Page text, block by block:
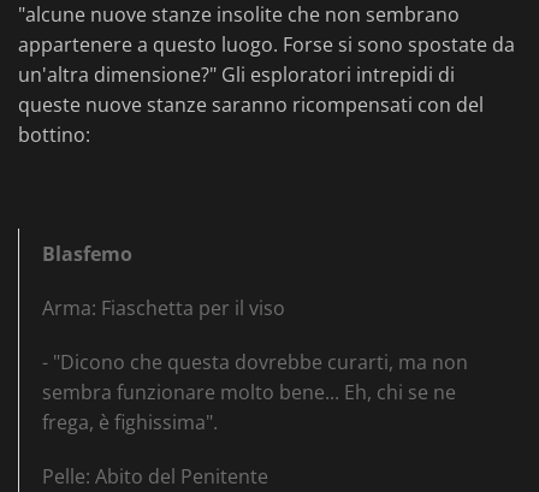
"alcune nuove stanze insolite che non sembrano
appartenere a questo luogo. Forse si sono spostate da
un'altra dimensione?" Gli esploratori intrepidi di
queste nuove stanze saranno ricompensati con del
bottino:
Blasfemo
Arma: Fiaschetta per il viso
- "Dicono che questa dovrebbe curarti, ma non
sembra funzionare molto bene... Eh, chi se ne
frega, è fighissima".
Pelle: Abito del Penitente